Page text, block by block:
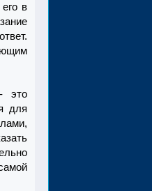
в
это
для